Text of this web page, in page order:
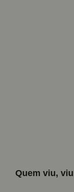
Quem viu,